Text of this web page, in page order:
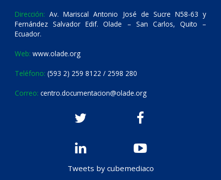
Dirección: Av. Mariscal Antonio José de Sucre N58-63 y
Fernández Salvador Edif. Olade – San Carlos, Quito –
Ecuador.
Web: www.olade.org
Teléfono: (593 2) 259 8122 / 2598 280
Correo: centro.documentacion@olade.org
Tweets by cubemediaco